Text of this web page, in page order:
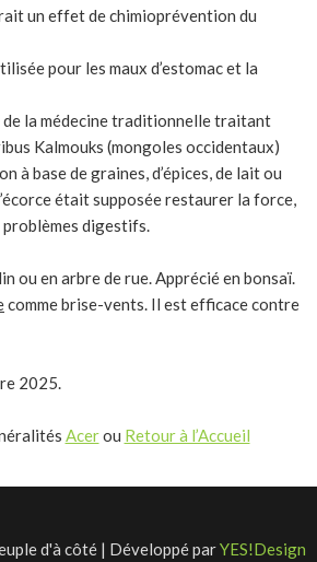
un effet de chimioprévention du
pour les maux d’estomac et la
de la médecine traditionnelle traitant
Kalmouks (mongoles occidentaux)
à base de graines, d’épices, de lait ou
était supposée restaurer la force,
problèmes digestifs.
ou en arbre de rue. Apprécié en bonsaï.
comme brise-vents. Il est efficace contre
2025.
Acerou Retour à l’Accueil
d'à côté | Développé parYES!Design